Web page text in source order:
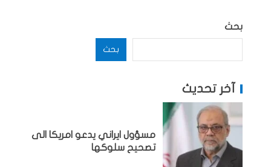
بحث
بحث
آخر تحديث
مسؤول ايراني يدعو امريكا الى
تصحيح سلوكها